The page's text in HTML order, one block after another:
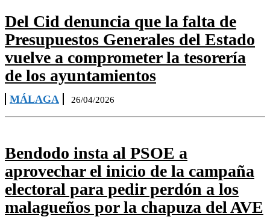
Del Cid denuncia que la falta de
Presupuestos Generales del Estado
vuelve a comprometer la tesorería
de los ayuntamientos
MÁLAGA 26/04/2026
Bendodo insta al PSOE a
aprovechar el inicio de la campaña
electoral para pedir perdón a los
malagueños por la chapuza del AVE